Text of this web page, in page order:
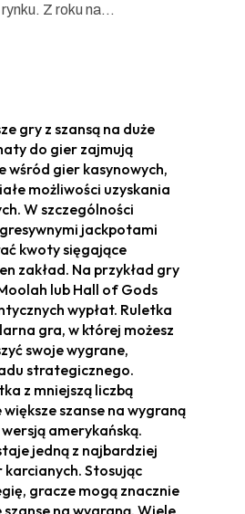
Z roku na...
gry z szansą na duże
do gier zajmują
wśród gier kasynowych,
możliwości uzyskania
W szczególności
jackpotami
kwoty sięgające
zakład. Na przykład gry
lub Hall of Gods
wypłat. Ruletka
gra, w której możesz
swoje wygrane,
strategicznego.
z mniejszą liczbą
szanse na wygraną
amerykańską.
jedną z najbardziej
karcianych. Stosując
gracze mogą znacznie
szanse na wygraną. Wiele